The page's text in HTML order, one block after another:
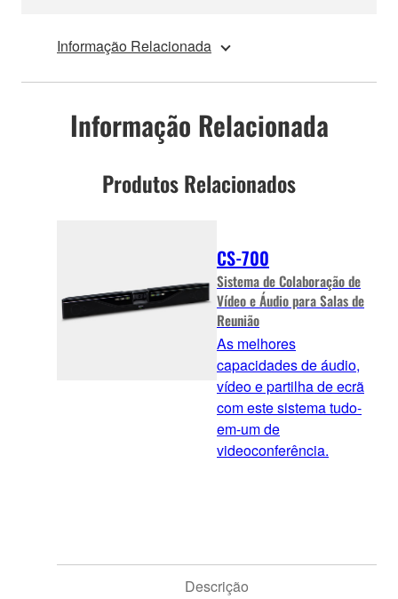
Informação Relacionada
Informação Relacionada
Produtos Relacionados
CS-700
Sistema de Colaboração de
Vídeo e Áudio para Salas de
Reunião
As melhores
capacidades de áudio,
vídeo e partilha de ecrã
com este sistema tudo-
em-um de
videoconferência.
Descrição